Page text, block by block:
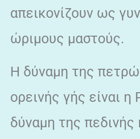
απεικονίζουν ως
ώριμους μαστούς.
Η δύναμη της
ορεινής γής είναι
δύναμη της πεδινής